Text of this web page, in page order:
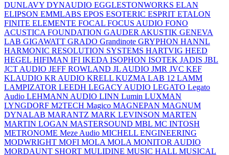
DUNLAVY DYNAUDIO EGGLESTONWORKS ELAN
ELIPSON EMMLABS EPOS ESOTERIC ESPRIT ETALON
FINITE ELEMENTE FOCAL FOCUS AUDIO FONO
ACUSTICA FOUNDATION GAUDER AKUSTIK GENEVA
LAB GIGAWATT GRADO Grandinote GRYPHON HANNL
HARMONIC RESOLUTION SYSTEMS HARTVIG HEED
HEGEL HIFIMAN IFI IKEDA ISOPHON ISOTEK JADIS JBL
JCT AUDIO JEFF ROWLAND JL AUDIO JMR JVC KEF
KLAUDIO KR AUDIO KRELL KUZMA LAB 12 LAMM
LAMPIZATOR LEEDH LEGACY AUDIO LEGATO Legato
Audio LEHMANN AUDIO LINN Lumin LUXMAN
LYNGDORF M2TECH Magico MAGNEPAN MAGNUM
DYNALAB MARANTZ MARK LEVINSON MARTEN
MARTIN LOGAN MASTERSOUND MBL MC INTOSH
METRONOME Meze Audio MICHELL ENGINEERING
MODWRIGHT MOFI MOLA MOLA MONITOR AUDIO
MORDAUNT SHORT MULIDINE MUSIC HALL MUSICAL